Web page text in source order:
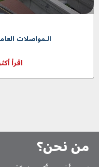
الـمواصلات
اقرأ
من نحن؟